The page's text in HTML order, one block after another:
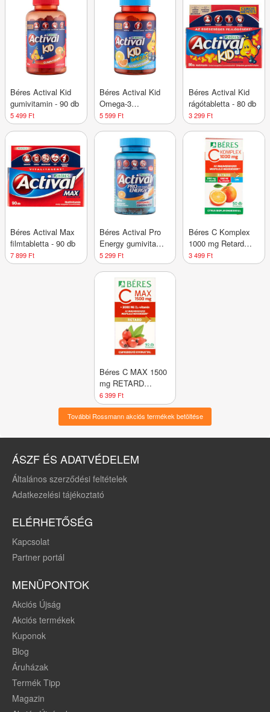
Béres Actival Kid
gumivitamin - 90 db
5 499 Ft
Béres Actival Kid
Omega-3
Gumivitamin - 50 db
5 599 Ft
Béres Actival Kid
rágótabletta - 80 db
3 299 Ft
Béres Actival Max
filmtabletta - 90 db
7 899 Ft
Béres Actival Pro
Energy gumivitamin
- 40 db
5 299 Ft
Béres C Komplex
1000 mg Retard
filmtabletta - 50 db
3 499 Ft
Béres C MAX 1500
mg RETARD
csipkebogyó
kivonattal + 3000
NE D₃-vitamin
filmtabletta - 90 db
6 399 Ft
További Rossmann akciós termékek betöltése
ÁSZF ÉS ADATVÉDELEM
Általános szerződési feltételek
Adatkezelési tájékoztató
ELÉRHETŐSÉG
Kapcsolat
Partner portál
MENÜPONTOK
Akciós Újság
Akciós termékek
Kuponok
Blog
Áruházak
Termék Tipp
Magazin